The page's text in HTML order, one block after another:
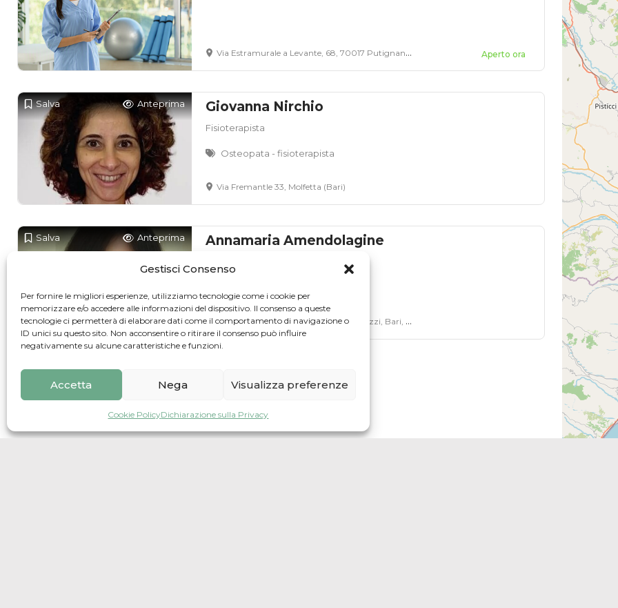
Gestisci Consenso
Per fornire le migliori esperienze, utilizziamo tecnologie come i cookie per
memorizzare e/o accedere alle informazioni del dispositivo. Il consenso a queste
tecnologie ci permetterà di elaborare dati come il comportamento di navigazione o
ID unici su questo sito. Non acconsentire o ritirare il consenso può influire
negativamente su alcune caratteristiche e funzioni.
Accetta Nega Visualizza preferenze
Cookie PolicyDichiarazione sulla Privacy
Via Estramurale a Levante, 68, 70017 Putignano BA Aperto ora
Salva Anteprima Giovanna Nirchio
Fisioterapista
Osteopata - fisioterapista
Via Fremantle 33, Molfetta (Bari)
Salva Anteprima Annamaria Amendolagine
Via John Fitzgerald Kennedy 28/a, Terlizzi, Bari, Puglia, 70038, Italia